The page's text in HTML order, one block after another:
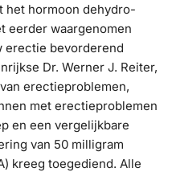
het hormoon dehydro-
eerder waargenomen
erectie bevorderend
Dr. Werner J. Reiter,
erectieproblemen,
met erectieproblemen
en een vergelijkbare
van 50 milligram
kreeg toegediend. Alle